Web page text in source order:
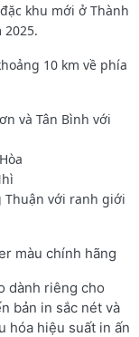
khu mới ở Thành
10 km về phía
và Tân Bình với
Thuận với ranh giới
màu chính hãng
dành riêng cho
bản in sắc nét và
hóa hiệu suất in ấn